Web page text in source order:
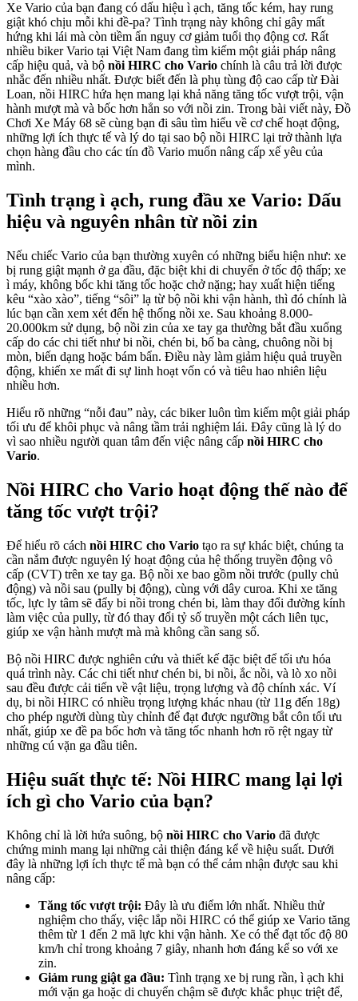
Xe Vario của bạn đang có dấu hiệu ì ạch, tăng tốc kém, hay rung
giật khó chịu mỗi khi đề-pa? Tình trạng này không chỉ gây mất
hứng khi lái mà còn tiềm ẩn nguy cơ giảm tuổi thọ động cơ. Rất
nhiều biker Vario tại Việt Nam đang tìm kiếm một giải pháp nâng
cấp hiệu quả, và bộ nồi HIRC cho Vario chính là câu trả lời được
nhắc đến nhiều nhất. Được biết đến là phụ tùng độ cao cấp từ Đài
Loan, nồi HIRC hứa hẹn mang lại khả năng tăng tốc vượt trội, vận
hành mượt mà và bốc hơn hẳn so với nồi zin. Trong bài viết này, Đồ
Chơi Xe Máy 68 sẽ cùng bạn đi sâu tìm hiểu về cơ chế hoạt động,
những lợi ích thực tế và lý do tại sao bộ nồi HIRC lại trở thành lựa
chọn hàng đầu cho các tín đồ Vario muốn nâng cấp xế yêu của
mình.
Tình trạng ì ạch, rung đầu xe Vario: Dấu
hiệu và nguyên nhân từ nồi zin
Nếu chiếc Vario của bạn thường xuyên có những biểu hiện như: xe
bị rung giật mạnh ở ga đầu, đặc biệt khi di chuyển ở tốc độ thấp; xe
ì máy, không bốc khi tăng tốc hoặc chở nặng; hay xuất hiện tiếng
kêu “xào xào”, tiếng “sôi” lạ từ bộ nồi khi vận hành, thì đó chính là
lúc bạn cần xem xét đến hệ thống nồi xe. Sau khoảng 8.000-
20.000km sử dụng, bộ nồi zin của xe tay ga thường bắt đầu xuống
cấp do các chi tiết như bi nồi, chén bi, bố ba càng, chuông nồi bị
mòn, biến dạng hoặc bám bẩn. Điều này làm giảm hiệu quả truyền
động, khiến xe mất đi sự linh hoạt vốn có và tiêu hao nhiên liệu
nhiều hơn.
Hiểu rõ những “nỗi đau” này, các biker luôn tìm kiếm một giải pháp
tối ưu để khôi phục và nâng tầm trải nghiệm lái. Đây cũng là lý do
vì sao nhiều người quan tâm đến việc nâng cấp nồi HIRC cho
Vario.
Nồi HIRC cho Vario hoạt động thế nào để
tăng tốc vượt trội?
Để hiểu rõ cách nồi HIRC cho Vario tạo ra sự khác biệt, chúng ta
cần nắm được nguyên lý hoạt động của hệ thống truyền động vô
cấp (CVT) trên xe tay ga. Bộ nồi xe bao gồm nồi trước (pully chủ
động) và nồi sau (pully bị động), cùng với dây curoa. Khi xe tăng
tốc, lực ly tâm sẽ đẩy bi nồi trong chén bi, làm thay đổi đường kính
làm việc của pully, từ đó thay đổi tỷ số truyền một cách liên tục,
giúp xe vận hành mượt mà mà không cần sang số.
Bộ nồi HIRC được nghiên cứu và thiết kế đặc biệt để tối ưu hóa
quá trình này. Các chi tiết như chén bi, bi nồi, ắc nồi, và lò xo nồi
sau đều được cải tiến về vật liệu, trọng lượng và độ chính xác. Ví
dụ, bi nồi HIRC có nhiều trọng lượng khác nhau (từ 11g đến 18g)
cho phép người dùng tùy chỉnh để đạt được ngưỡng bắt côn tối ưu
nhất, giúp xe đề pa bốc hơn và tăng tốc nhanh hơn rõ rệt ngay từ
những cú vặn ga đầu tiên.
Hiệu suất thực tế: Nồi HIRC mang lại lợi
ích gì cho Vario của bạn?
Không chỉ là lời hứa suông, bộ nồi HIRC cho Vario đã được
chứng minh mang lại những cải thiện đáng kể về hiệu suất. Dưới
đây là những lợi ích thực tế mà bạn có thể cảm nhận được sau khi
nâng cấp:
Tăng tốc vượt trội: Đây là ưu điểm lớn nhất. Nhiều thử
nghiệm cho thấy, việc lắp nồi HIRC có thể giúp xe Vario tăng
thêm từ 1 đến 2 mã lực khi vận hành. Xe có thể đạt tốc độ 80
km/h chỉ trong khoảng 7 giây, nhanh hơn đáng kể so với xe
zin.
Giảm rung giật ga đầu: Tình trạng xe bị rung rần, ì ạch khi
mới vặn ga hoặc di chuyển chậm sẽ được khắc phục triệt để,